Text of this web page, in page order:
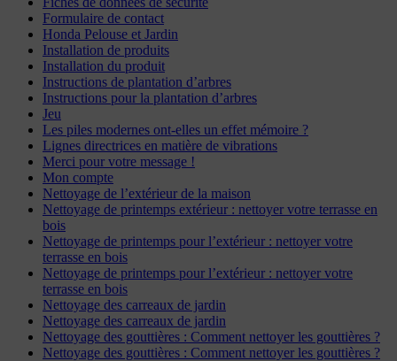
Formulaire de contact
Honda Pelouse et Jardin
Installation de produits
Installation du produit
Instructions de plantation d’arbres
Instructions pour la plantation d’arbres
Jeu
Les piles modernes ont-elles un effet mémoire ?
Lignes directrices en matière de vibrations
Merci pour votre message !
Mon compte
Nettoyage de l’extérieur de la maison
Nettoyage de printemps extérieur : nettoyer votre terrasse en
bois
Nettoyage de printemps pour l’extérieur : nettoyer votre
terrasse en bois
Nettoyage de printemps pour l’extérieur : nettoyer votre
terrasse en bois
Nettoyage des carreaux de jardin
Nettoyage des carreaux de jardin
Nettoyage des gouttières : Comment nettoyer les gouttières ?
Nettoyage des gouttières : Comment nettoyer les gouttières ?